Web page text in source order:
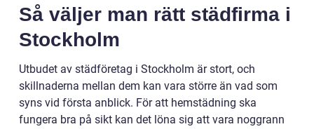
Så väljer man rätt städfirma i
Stockholm
Utbudet av städföretag i Stockholm är stort, och
skillnaderna mellan dem kan vara större än vad som
syns vid första anblick. För att hemstädning ska
fungera bra på sikt kan det löna sig att vara noggrann